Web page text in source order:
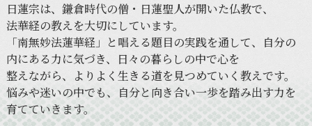
日蓮宗は、 鎌倉時代の僧・日蓮聖人が開いた仏教で、
法華経の教えを大切にしています。
「南無妙法蓮華経」と唱える題目の実践を通して、
自分の
内にある力に気づき、 日々の暮らしの中で心を
整えながら、
より よく 生きる道を見つめていく 教えです。
悩みや迷いの中でも、 自分と向き合い一歩を踏み出す力を
育てていきます。